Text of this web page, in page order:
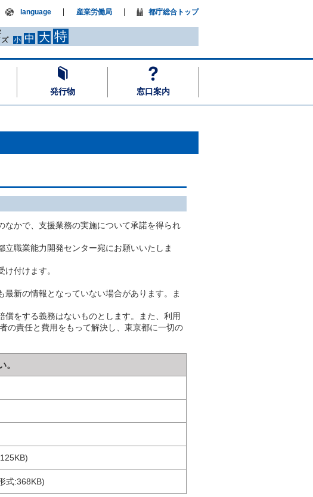
発行物 窓口案内
小 中 大 特
language 産業労働局 都庁総合トップ
かで、支援業務の実施について承諾を得られ
職業能力開発センター宛にお願いいたしま
付けます。
新の情報となっていない場合があります。ま
をする義務はないものとします。また、利用
の責任と費用をもって解決し、東京都に一切の
式:368KB)